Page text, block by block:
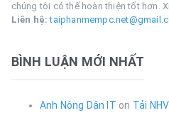
chúng tôi có thể hoàn thiện tốt hơn.
Liên hệ:
BÌNH LUẬN MỚI NHẤT
Anh Nông Dân IT on Tải